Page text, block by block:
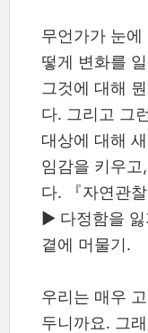
무언가가 눈에
떻게 변화를
그것에 대해
다. 그리고 그
대상에 대해
임감을 키우고
다. 『자연관
▶ 다정함을
곁에 머물기.
우리는 매우
두니까요. 그